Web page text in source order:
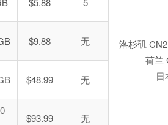
洛杉矶
荷兰
日
$9.88 无
$48.99 无
$93.99 无